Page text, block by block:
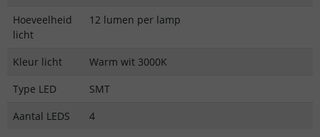
Hoeveelheid
licht
12 lumen per lamp
Kleur licht
Warm wit 3000K
Type LED
SMT
Aantal LEDS
4